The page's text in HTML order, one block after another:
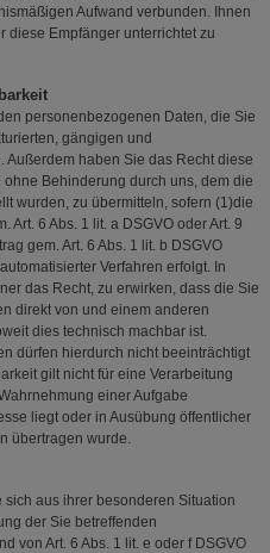
Aufwand verbunden. Ihnen
diese Empfänger unterrichtet zu
personenbezogenen Daten, die Sie
gängigen und
haben Sie das Recht diese
Behinderung durch uns, dem die
wurden, zu übermitteln, sofern (1)die
6 Abs. 1 lit. a DSGVO oder Art. 9
gem. Art. 6 Abs. 1 lit. b DSGVO
Verfahren erfolgt. In
das Recht, zu erwirken, dass die Sie
direkt von und einem anderen
dies technisch machbar ist.
dürfen hierdurch nicht beeinträchtigt
gilt nicht für eine Verarbeitung
einer Aufgabe
liegt oder in Ausübung öffentlicher
übertragen wurde.
aus ihrer besonderen Situation
der Sie betreffenden
von Art. 6 Abs. 1 lit. e oder f DSGVO